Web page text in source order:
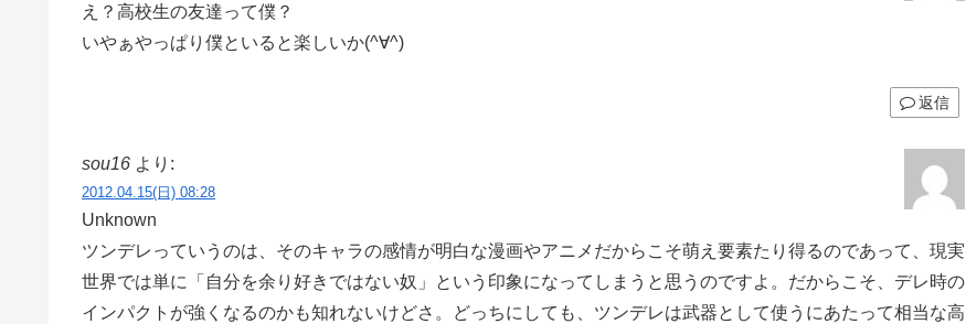
え？高校生の友達って僕？
いやぁやっぱり僕といると楽しいか(^∀^)
返信
sou16 より:
2012.04.15(日) 08:28
Unknown
ツンデレっていうのは、そのキャラの感情が明白な漫画やアニメだからこそ萌え要素たり得るのであって、現実
世界では単に「自分を余り好きではない奴」という印象になってしまうと思うのですよ。だからこそ、デレ時の
インパクトが強くなるのかも知れないけどさ。どっちにしても、ツンデレは武器として使うにあたって相当な高